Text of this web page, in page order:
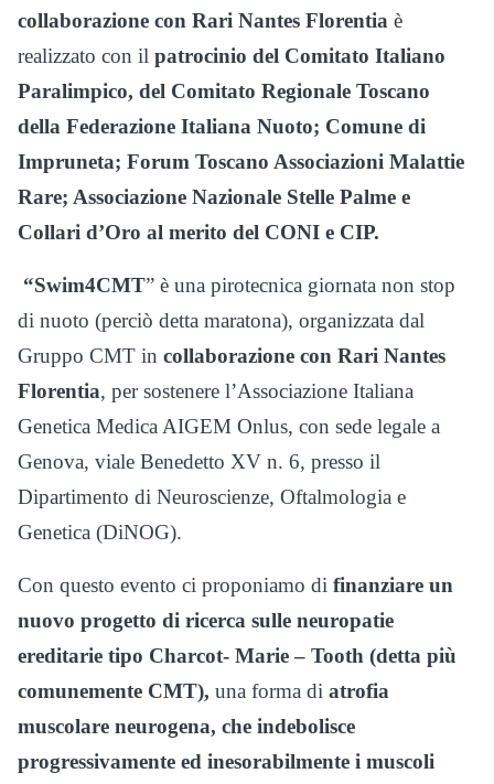
collaborazione con Rari Nantes Florentia è
realizzato con il patrocinio del Comitato Italiano
Paralimpico, del Comitato Regionale Toscano
della Federazione Italiana Nuoto; Comune di
Impruneta; Forum Toscano Associazioni Malattie
Rare; Associazione Nazionale Stelle Palme e
Collari d’Oro al merito del CONI e CIP.
“Swim4CMT” è una pirotecnica giornata non stop
di nuoto (perciò detta maratona), organizzata dal
Gruppo CMT in collaborazione con Rari Nantes
Florentia, per sostenere l’Associazione Italiana
Genetica Medica AIGEM Onlus, con sede legale a
Genova, viale Benedetto XV n. 6, presso il
Dipartimento di Neuroscienze, Oftalmologia e
Genetica (DiNOG).
Con questo evento ci proponiamo di finanziare un
nuovo progetto di ricerca sulle neuropatie
ereditarie tipo Charcot- Marie – Tooth (detta più
comunemente CMT), una forma di atrofia
muscolare neurogena, che indebolisce
progressivamente ed inesorabilmente i muscoli